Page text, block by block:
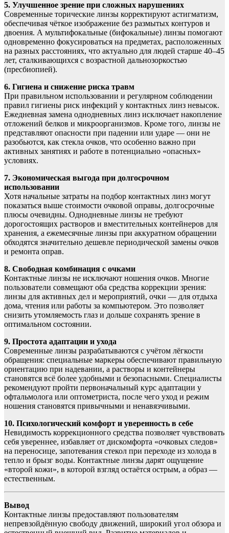
5. Улучшенное зрение при сложных нарушениях
Современные торические линзы корректируют астигматизм,
обеспечивая чёткое изображение без размытых контуров и
двоения. А мультифокальные (бифокальные) линзы помогают
одновременно фокусироваться на предметах, расположенных
на разных расстояниях, что актуально для людей старше 40–45
лет, сталкивающихся с возрастной дальнозоркостью
(пресбиопией).
6. Гигиена и снижение риска травм
При правильном использовании и регулярном соблюдении
правил гигиены риск инфекций у контактных линз невысок.
Ежедневная замена однодневных линз исключает накопление
отложений белков и микроорганизмов. Кроме того, линзы не
представляют опасности при падении или ударе — они не
разобьются, как стекла очков, что особенно важно при
активных занятиях и работе в потенциально «опасных»
условиях.
7. Экономическая выгода при долгосрочном
использовании
Хотя начальные затраты на подбор контактных линз могут
показаться выше стоимости очковой оправы, долгосрочные
плюсы очевидны. Однодневные линзы не требуют
дорогостоящих растворов и вместительных контейнеров для
хранения, а ежемесячные линзы при аккуратном обращении
обходятся значительно дешевле периодической замены очков
и ремонта оправ.
8. Свободная комбинация с очками
Контактные линзы не исключают ношения очков. Многие
пользователи совмещают оба средства коррекции зрения:
линзы для активных дел и мероприятий, очки — для отдыха
дома, чтения или работы за компьютером. Это позволяет
снизить утомляемость глаз и дольше сохранять зрение в
оптимальном состоянии.
9. Простота адаптации и ухода
Современные линзы разрабатываются с учётом лёгкости
обращения: специальные маркеры обеспечивают правильную
ориентацию при надевании, а растворы и контейнеры
становятся всё более удобными и безопасными. Специалисты
рекомендуют пройти первоначальный курс адаптации у
офтальмолога или оптометриста, после чего уход и режим
ношения становятся привычными и ненавязчивыми.
10. Психологический комфорт и уверенность в себе
Невидимость коррекционного средства позволяет чувствовать
себя увереннее, избавляет от дискомфорта «очковых следов»
на переносице, запотевания стекол при переходе из холода в
тепло и брызг воды. Контактные линзы дарят ощущение
«второй кожи», в которой взгляд остаётся острым, а образ —
естественным.
Вывод
Контактные линзы предоставляют пользователям
непревзойдённую свободу движений, широкий угол обзора и